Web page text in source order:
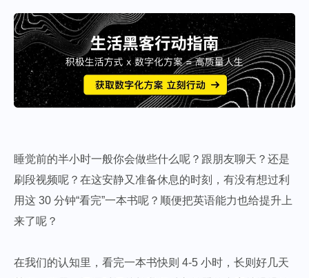
睡觉前的半小时一般你会做些什么呢？跟朋友聊天？还是
刷段视频呢？在这安静又准备休息的时刻，有没有想过利
用这 30 分钟“看完”一本书呢？顺便把英语能力也给提升上
来了呢？
在我们的认知里，看完一本书快则 4-5 小时，长则好几天